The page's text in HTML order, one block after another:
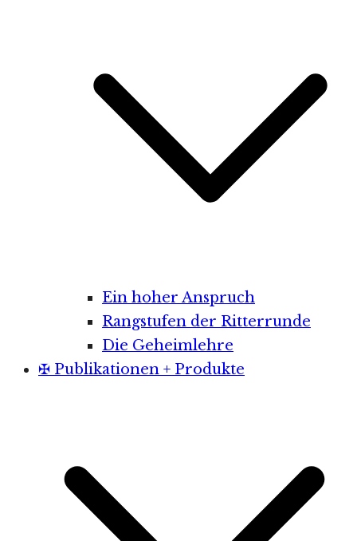
Ein hoher Anspruch
Rangstufen der Ritterrunde
Die Geheimlehre
✠ Publikationen + Produkte